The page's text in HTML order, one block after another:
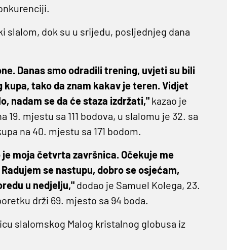
slalom, dok su u srijedu, posljednjeg dana
Danas smo odradili trening, uvjeti su bili
tako da znam kakav je teren. Vidjet
nadam se da će staza izdržati," kazao je
mjestu sa 111 bodova, u slalomu je 32. sa
na 40. mjestu sa 171 bodom.
moja četvrta završnica. Očekuje me
se nastupu, dobro se osjećam,
u nedjelju,"dodao je Samuel Kolega, 23.
drži 69. mjesto sa 94 boda.
slalomskog Malog kristalnog globusa iz